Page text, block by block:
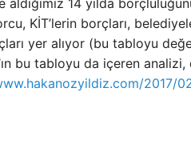
14 yılda
KİT’lerin borçları,
yer alıyor (bu tabloyu
bu tabloyu da içeren analizi,
2017/